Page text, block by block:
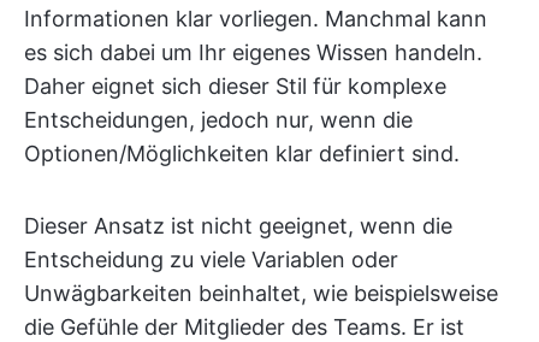
Informationen klar vorliegen. Manchmal kann
es sich dabei um Ihr eigenes Wissen handeln.
Daher eignet sich dieser Stil für komplexe
Entscheidungen, jedoch nur, wenn die
Optionen/Möglichkeiten klar definiert sind.
Dieser Ansatz ist nicht geeignet, wenn die
Entscheidung zu viele Variablen oder
Unwägbarkeiten beinhaltet, wie beispielsweise
die Gefühle der Mitglieder des Teams. Er ist